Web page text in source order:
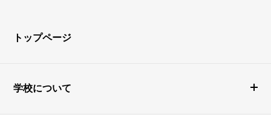
トップページ
学校について